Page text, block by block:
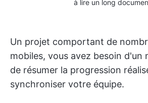
à lire un long
Un projet comportant de
mobiles, vous avez besoin d'un
de résumer la progression
synchroniser votre équipe.